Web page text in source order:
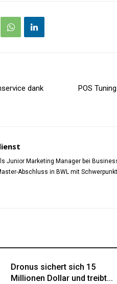
dank
POS
Junior Marketing Manager bei
Abschluss in BWL mit
Dronus sichert sich 15
Millionen Dollar und treibt...